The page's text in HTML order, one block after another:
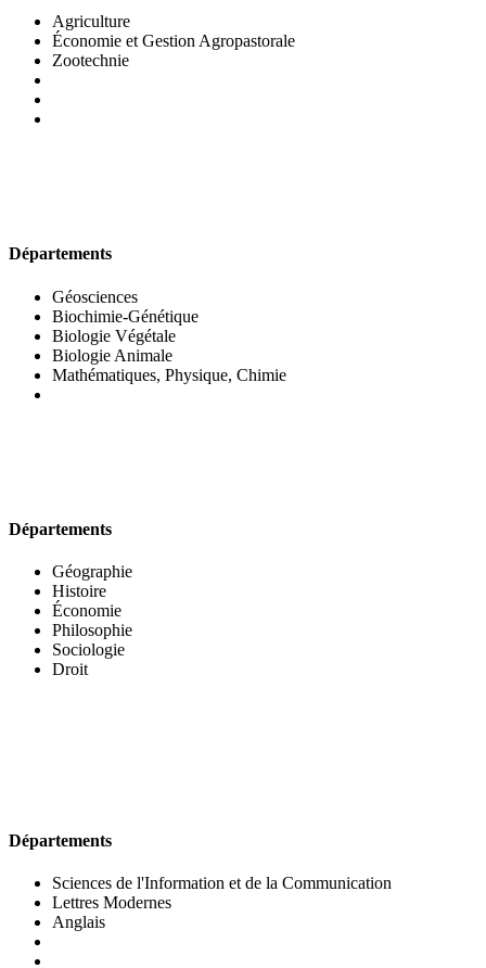
Agriculture
Économie et Gestion Agropastorale
Zootechnie
Départements
Géosciences
Biochimie-Génétique
Biologie Végétale
Biologie Animale
Mathématiques, Physique, Chimie
Départements
Géographie
Histoire
Économie
Philosophie
Sociologie
Droit
Départements
Sciences de l'Information et de la Communication
Lettres Modernes
Anglais